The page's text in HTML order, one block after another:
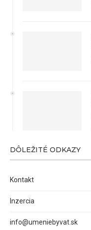
DÔLEŽITÉ ODKAZY
Kontakt
Inzercia
info@umeniebyvat.sk